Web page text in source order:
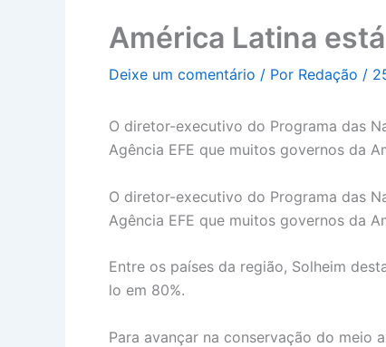
América Latina
Deixe um comentário / Por Redação /
O diretor-executivo do Programa das
Agência EFE que muitos governos da
O diretor-executivo do Programa das
Agência EFE que muitos governos da
Entre os países da região, Solheim
lo em 80%.
Para avançar na conservação do meio